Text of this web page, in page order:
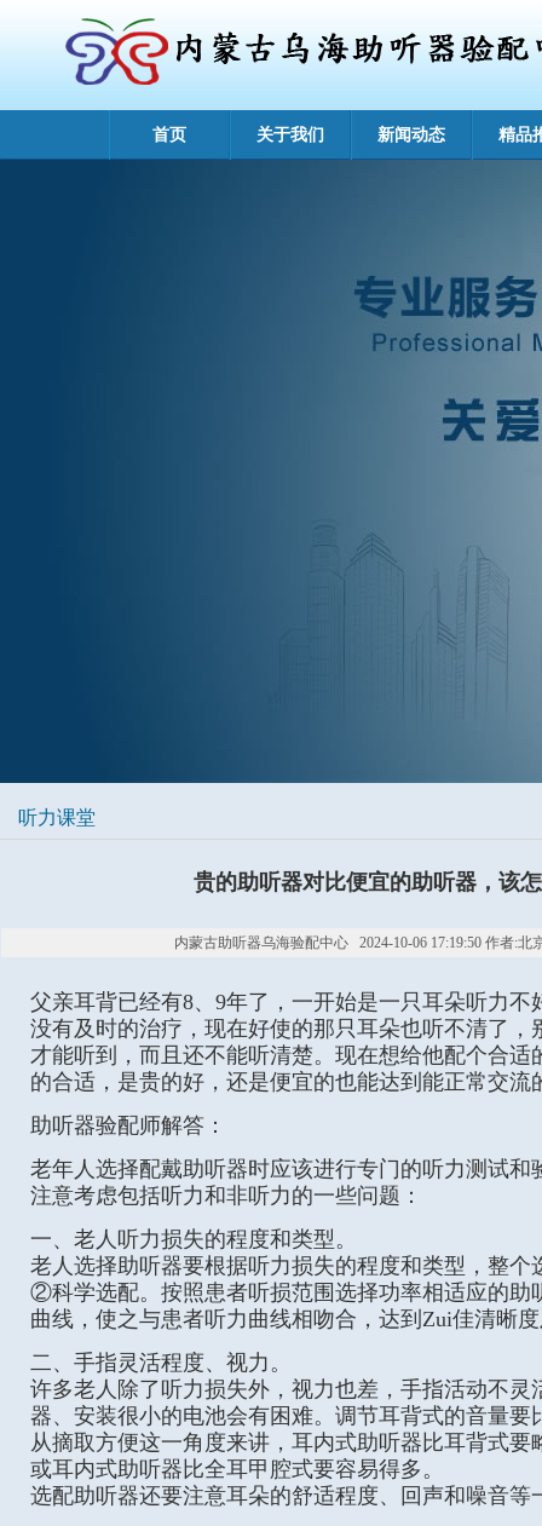
首页 关于我们 新闻动态 精品
听力课堂
贵的助听器对比便宜的助听器，该
内蒙古助听器乌海验配中心 2024-10-06 17:19:50 作者:北
父亲耳背已经有8、9年了，一开始是一只耳朵听力不
没有及时的治疗，现在好使的那只耳朵也听不清了，
才能听到，而且还不能听清楚。现在想给他配个合适
的合适，是贵的好，还是便宜的也能达到能正常交流
助听器验配师解答：
老年人选择配戴助听器时应该进行专门的听力测试和
注意考虑包括听力和非听力的一些问题：
一、老人听力损失的程度和类型。
老人选择助听器要根据听力损失的程度和类型，整
②科学选配。按照患者听损范围选择功率相适应的助
曲线，使之与患者听力曲线相吻合，达到Zui佳清晰
二、手指灵活程度、视力。
许多老人除了听力损失外，视力也差，手指活动不灵
器、安装很小的电池会有困难。调节耳背式的音量要
从摘取方便这一角度来讲，耳内式助听器比耳背式要
或耳内式助听器比全耳甲腔式要容易得多。
选配助听器还要注意耳朵的舒适程度、回声和噪音等